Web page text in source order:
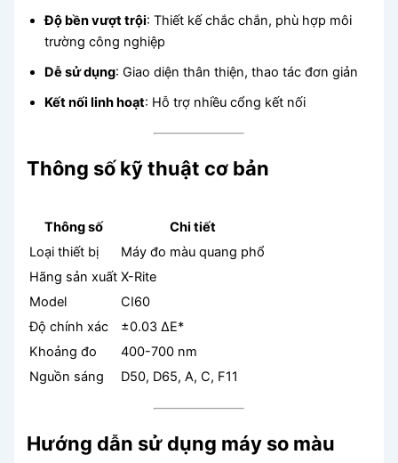
Độ bền vượt trội: Thiết kế chắc chắn, phù hợp môi
trường công nghiệp
Dễ sử dụng: Giao diện thân thiện, thao tác đơn giản
Kết nối linh hoạt: Hỗ trợ nhiều cổng kết nối
Thông số kỹ thuật cơ bản
Thông số
Chi tiết
Loại thiết bị
Máy đo màu quang phổ
Hãng sản xuất X-Rite
Model
CI60
Độ chính xác
±0.03 ΔE*
Khoảng đo
400-700 nm
Nguồn sáng
D50, D65, A, C, F11
Hướng dẫn sử dụng máy so màu